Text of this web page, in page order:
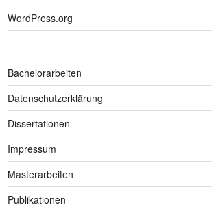
WordPress.org
Bachelorarbeiten
Datenschutzerklärung
Dissertationen
Impressum
Masterarbeiten
Publikationen